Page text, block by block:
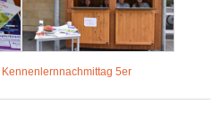
Kennenlernnachmittag 5er